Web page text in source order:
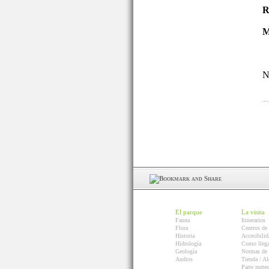
El parque
Fauna
Flora
Historia
Hidrología
Geología
Audios
La visita
Itinerarios
Centros de
Como
Normas
Tienda /
Parte